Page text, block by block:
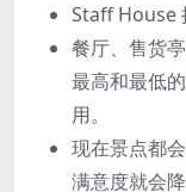
Staff House
餐厅、售货
最高和最低
用。
现在景点都
满意度就会降